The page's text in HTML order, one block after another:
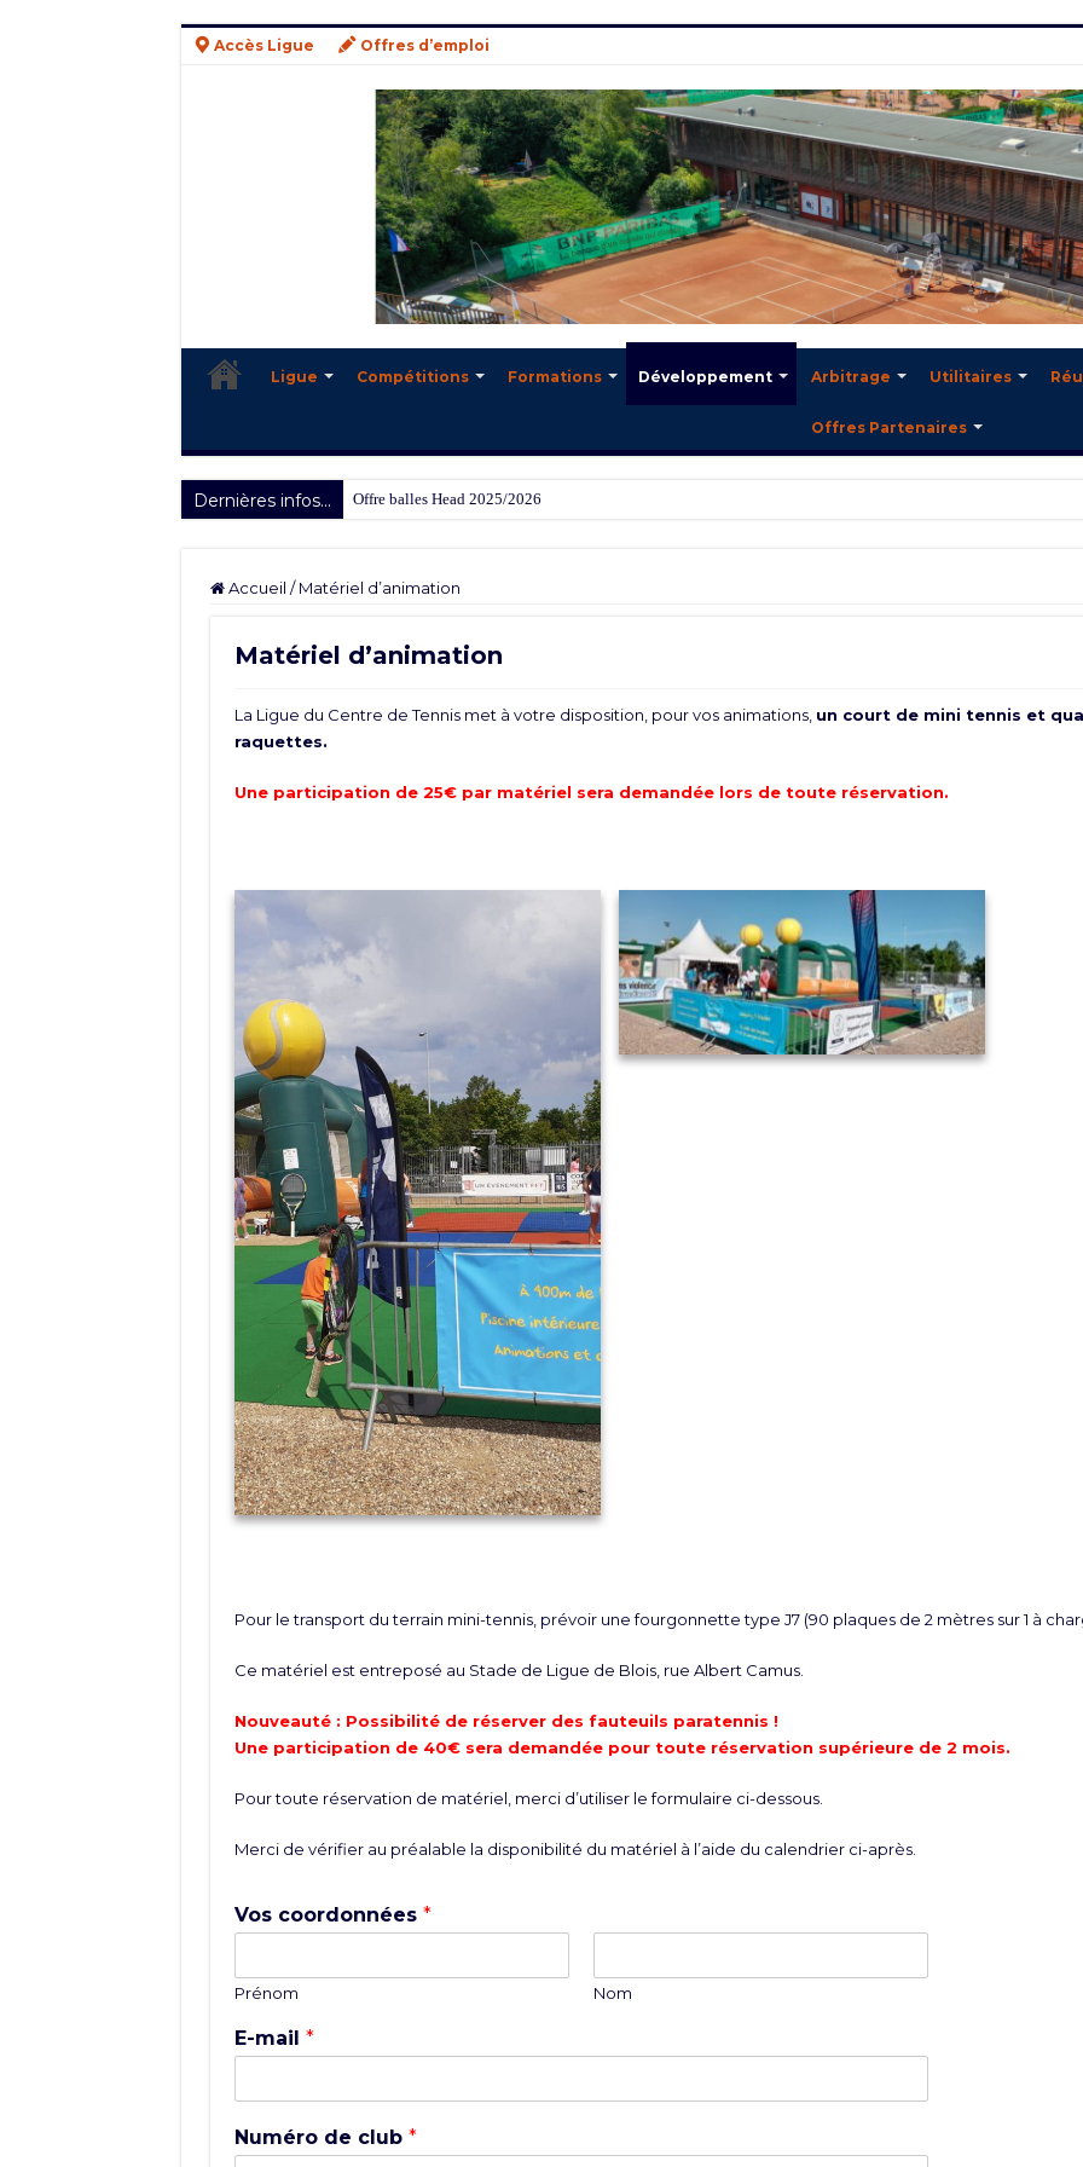
Accès Ligue Offres d’emploi
Ligue Compétitions Formations Développement Arbitrage Utilitaires
Offres Partenaires
Dernières infos... Offre balles Head 2025/2026
Accueil / Matériel d’animation
Matériel d’animation
La Ligue du Centre de Tennis met à votre disposition, pour vos animations, un court de mini tennis et
raquettes.
Une participation de 25€ par matériel sera demandée lors de toute réservation.
Pour le transport du terrain mini-tennis, prévoir une fourgonnette type J7 (90 plaques de 2 mètres sur 1 à
Ce matériel est entreposé au Stade de Ligue de Blois, rue Albert Camus.
Nouveauté : Possibilité de réserver des fauteuils paratennis !
Une participation de 40€ sera demandée pour toute réservation supérieure de 2 mois.
Pour toute réservation de matériel, merci d’utiliser le formulaire ci-dessous.
Merci de vérifier au préalable la disponibilité du matériel à l’aide du calendrier ci-après.
Vos coordonnées *
Prénom Nom
E-mail *
Numéro de club *